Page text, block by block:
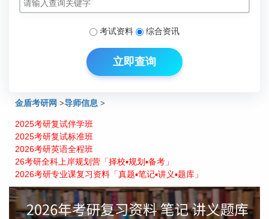
考试资料 综合资讯
立即查询
金盾考研网 >导师信息 >
北京交通大学信息管理研究生导师介绍：苟娟琼
2025考研复试伴学班
2025考研复试标准班
2026考研英语全程班
26考研全科上岸规划营「择校▪规划▪备考」
2026考研专业课复习资料「真题▪笔记▪讲义▪题库」